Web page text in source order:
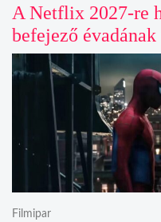
A Netflix 2027-re
befejező
Filmipar